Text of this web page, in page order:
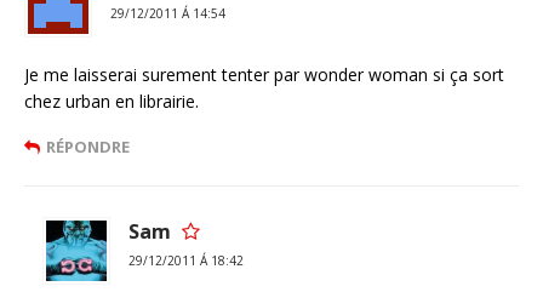
29/12/2011 Á 14:54
Je me laisserai surement tenter par wonder woman si ça sort
chez urban en librairie.
RÉPONDRE
Sam
29/12/2011 Á 18:42